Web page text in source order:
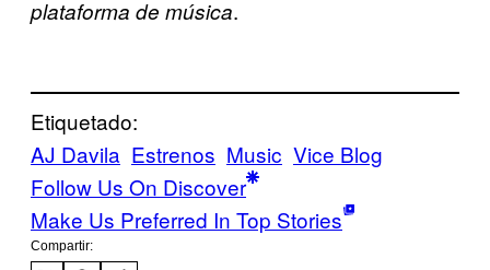
plataforma de música.
Etiquetado:
AJ Davila Estrenos Music Vice Blog
Follow Us On Discover
Make Us Preferred In Top Stories
Compartir: